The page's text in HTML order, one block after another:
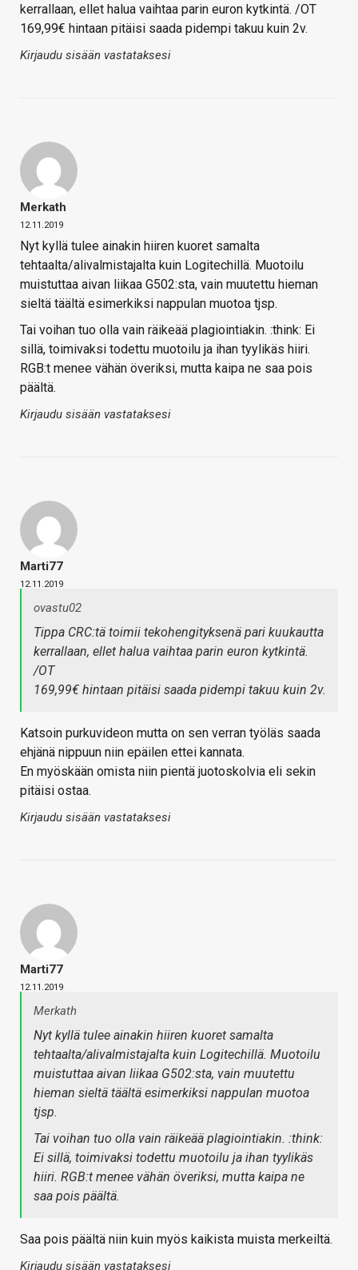
kerrallaan, ellet halua vaihtaa parin euron kytkintä. /OT
169,99€ hintaan pitäisi saada pidempi takuu kuin 2v.
Kirjaudu sisään vastataksesi
Merkath
12.11.2019
Nyt kyllä tulee ainakin hiiren kuoret samalta
tehtaalta/alivalmistajalta kuin Logitechillä. Muotoilu
muistuttaa aivan liikaa G502:sta, vain muutettu hieman
sieltä täältä esimerkiksi nappulan muotoa tjsp.
Tai voihan tuo olla vain räikeää plagiointiakin. :think: Ei
sillä, toimivaksi todettu muotoilu ja ihan tyylikäs hiiri.
RGB:t menee vähän överiksi, mutta kaipa ne saa pois
päältä.
Kirjaudu sisään vastataksesi
Marti77
12.11.2019
ovastu02
Tippa CRC:tä toimii tekohengityksenä pari kuukautta
kerrallaan, ellet halua vaihtaa parin euron kytkintä.
/OT
169,99€ hintaan pitäisi saada pidempi takuu kuin 2v.
Katsoin purkuvideon mutta on sen verran työläs saada
ehjänä nippuun niin epäilen ettei kannata.
En myöskään omista niin pientä juotoskolvia eli sekin
pitäisi ostaa.
Kirjaudu sisään vastataksesi
Marti77
12.11.2019
Merkath
Nyt kyllä tulee ainakin hiiren kuoret samalta
tehtaalta/alivalmistajalta kuin Logitechillä. Muotoilu
muistuttaa aivan liikaa G502:sta, vain muutettu
hieman sieltä täältä esimerkiksi nappulan muotoa
tjsp.
Tai voihan tuo olla vain räikeää plagiointiakin. :think:
Ei sillä, toimivaksi todettu muotoilu ja ihan tyylikäs
hiiri. RGB:t menee vähän överiksi, mutta kaipa ne
saa pois päältä.
Saa pois päältä niin kuin myös kaikista muista merkeiltä.
Kirjaudu sisään vastataksesi